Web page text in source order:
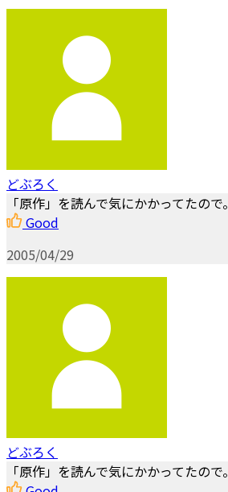
どぶろく
「原作」を読んで気にかかってたので。
Good
2005/04/29
どぶろく
「原作」を読んで気にかかってたので。